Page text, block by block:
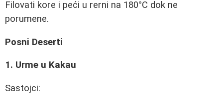
Filovati kore i peći u rerni na 180°C dok ne
porumene.
Posni Deserti
1. Urme u Kakau
Sastojci: